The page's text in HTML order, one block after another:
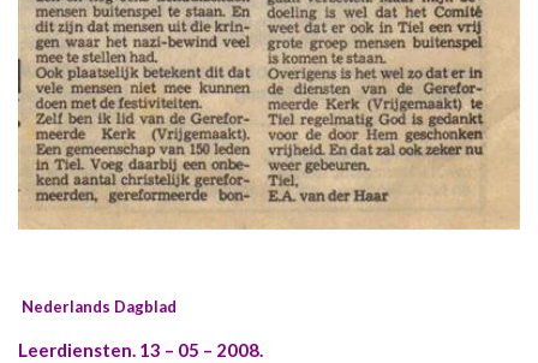
Nederlands Dagblad
Leerdiensten. 13 – 05 – 2008.